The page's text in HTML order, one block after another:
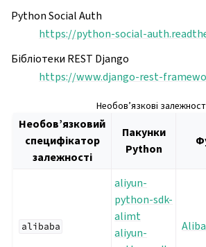
Python Social Auth
https://python-social-
Бібліотеки REST Django
https://www.django-rest-
Необов’язкові
Необов’язковий
специфікатор
залежності
Пакунки
Python
alibaba
aliyun-
python-sdk-
alimt
aliyun-